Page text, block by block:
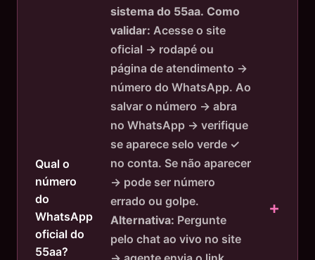
Qual o
número
do
WhatsApp
oficial do
55aa?
sistema do 55aa. Como
validar: Acesse o site
oficial → rodapé ou
página de atendimento →
número do WhatsApp. Ao
salvar o número → abra
no WhatsApp → verifique
se aparece selo verde ✓
no conta. Se não aparecer
→ pode ser número
errado ou golpe.
Alternativa: Pergunte
pelo chat ao vivo no site